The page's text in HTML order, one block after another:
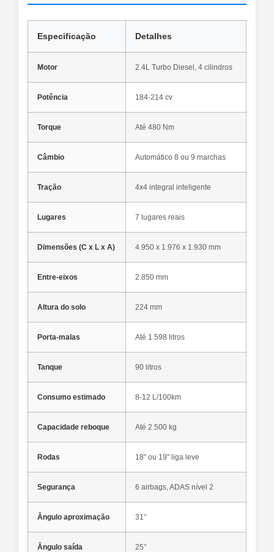
Especificação Detalhes
Motor 2.4L Turbo Diesel, 4 cilindros
Potência 184-214 cv
Torque Até 480 Nm
Câmbio Automático 8 ou 9 marchas
Tração 4x4 integral inteligente
Lugares 7 lugares reais
Dimensões (C x L x A) 4.950 x 1.976 x 1.930 mm
Entre-eixos 2.850 mm
Altura do solo 224 mm
Porta-malas Até 1.598 litros
Tanque 90 litros
Consumo estimado 8-12 L/100km
Capacidade reboque Até 2.500 kg
Rodas 18" ou 19" liga leve
Segurança 6 airbags, ADAS nível 2
Ângulo aproximação 31°
Ângulo saída 25°